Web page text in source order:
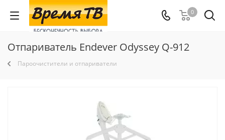
0
Отпариватель Endever Odyssey Q-912
Пароочистители и отпариватели